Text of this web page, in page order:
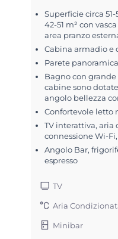
Superficie circa
42-51 m² con
area pranzo
Cabina armadio e
Parete
Bagno con grande
cabine sono
angolo bellezza
Confortevole letto
TV interattiva, aria
connessione Wi-
Angolo Bar,
espresso
TV
Aria
Minibar